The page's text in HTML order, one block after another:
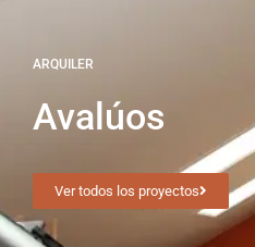
ARQUILER
Avalúos
Ver todos los proyectos